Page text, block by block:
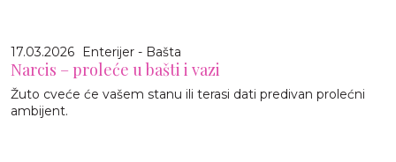
17.03.2026 Enterijer - Bašta
Narcis – proleće u bašti i vazi
Žuto cveće će vašem stanu ili terasi dati predivan prolećni
ambijent.